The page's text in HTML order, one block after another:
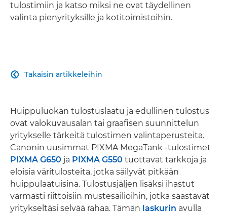
tulostimiin ja katso miksi ne ovat täydellinen
valinta pienyrityksille ja kotitoimistoihin.
Takaisin artikkeleihin

Huippuluokan tulostuslaatu ja edullinen tulostus
ovat valokuvausalan tai graafisen suunnittelun
yritykselle tärkeitä tulostimen valintaperusteita.
Canonin uusimmat PIXMA MegaTank -tulostimet
PIXMA G650 ja PIXMA G550 tuottavat tarkkoja ja
eloisia väritulosteita, jotka säilyvät pitkään
huippulaatuisina. Tulostusjäljen lisäksi ihastut
varmasti riittoisiin mustesäiliöihin, jotka säästävät
yritykseltäsi selvää rahaa. Tämän laskurin avulla